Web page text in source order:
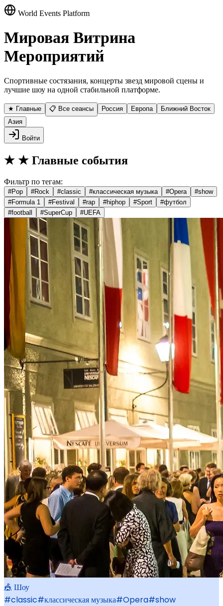
World Events Platform
Мировая Витрина
Мероприятий
Спортивные состязания, концерты звезд мировой сцены и
лучшие шоу на одной стабильной платформе.
★ Главные 📋 Все сеансы Россия Европа
Ближний Восток
Азия
Войти
★ ★ Главные события
Фильтр по тегам:
#Pop #Rock #classic #классическая музыка #Opera #show
#Formula 1 #Festival #rap #hiphop #Sport #футбол
#football #SuperCup #UEFA
🎪 Шоу
#classic#классическая музыка#Opera#show